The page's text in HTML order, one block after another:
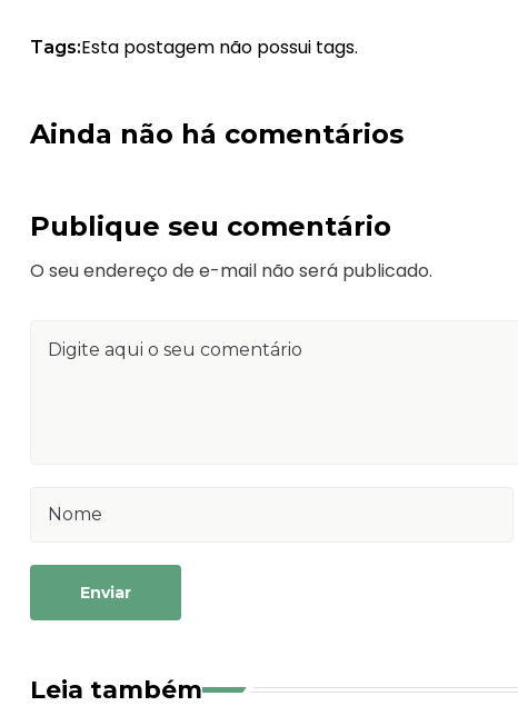
Tags:Esta postagem não possui tags.
Ainda não há comentários
Publique seu comentário
O seu endereço de e-mail não será publicado.
Enviar
Leia também